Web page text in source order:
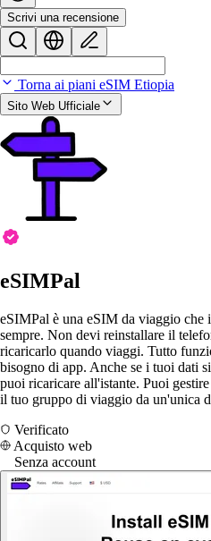
Scrivi una recensione
Torna ai piani eSIM Etiopia
Sito Web Ufficiale
eSIMPal
eSIMPal è una eSIM da viaggio che
sempre. Non devi reinstallare il
ricaricarlo quando viaggi. Tutto
bisogno di app. Anche se i tuoi dati
puoi ricaricare all'istante. Puoi
il tuo gruppo di viaggio da un'unica
Verificato
Acquisto web
Senza account